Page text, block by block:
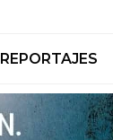
REPORTAJES